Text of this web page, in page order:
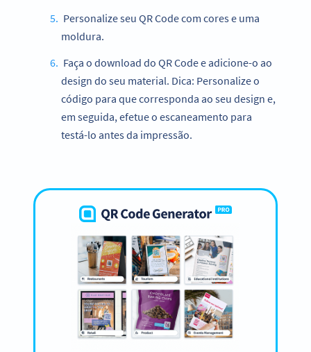
Personalize seu QR Code com cores e uma
moldura.
Faça o download do QR Code e adicione-o ao
design do seu material. Dica: Personalize o
código para que corresponda ao seu design e,
em seguida, efetue o escaneamento para
testá-lo antes da impressão.